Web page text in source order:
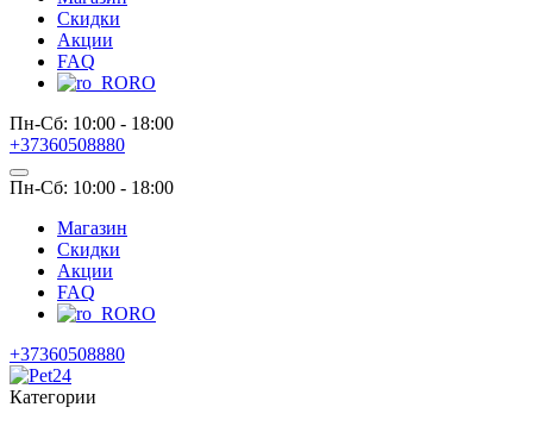
Скидки
Акции
FAQ
RO
Пн-Сб: 10:00 - 18:00
+37360508880
Пн-Сб: 10:00 - 18:00
Магазин
Скидки
Акции
FAQ
RO
+37360508880
Категории